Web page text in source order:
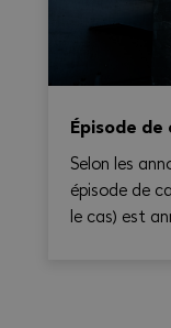
Épisode de
Selon les
épisode de
le cas) est